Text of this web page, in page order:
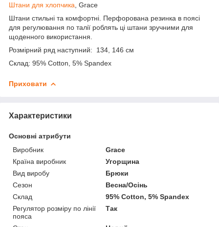
Штани для хлопчика , Grace
Штани стильні та комфортні. Перфорована резинка в поясі
для регулювання по талії роблять ці штани зручними для
щоденного використання.
Розмірний ряд наступний: 134, 146 см
Склад: 95% Cotton, 5% Spandex
Приховати
Характеристики
Основні атрибути
Виробник
Grace
Країна виробник
Угорщина
Вид виробу
Брюки
Сезон
Весна/Осінь
Склад
95% Cotton, 5% Spandex
Регулятор розміру по лінії
пояса
Так